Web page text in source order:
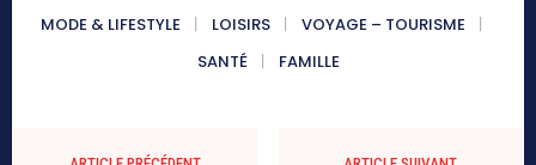
MODE & LIFESTYLE
LOISIRS
VOYAGE – TOURISME
SANTÉ
FAMILLE